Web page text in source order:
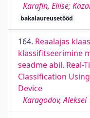
Karafin, Eliise;
bakalaureusetööd
164. Reaalajas
klassifitseerimine
seadme abil. Real-
Classification
Device
Karagodov, Aleksei